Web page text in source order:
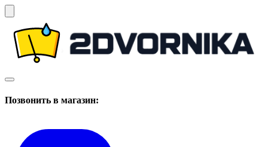
Позвонить в магазин: